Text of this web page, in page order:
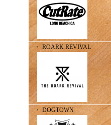
・ ROARK REVIVAL
・ DOGTOWN